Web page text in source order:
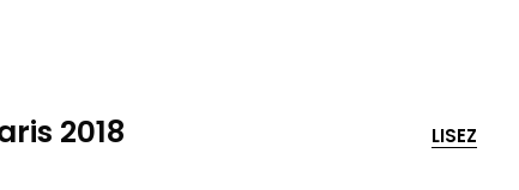
2018 LISEZ